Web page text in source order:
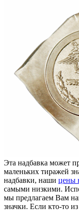
Эта надбавка может
маленьких тиражей
надбавки, наши цены
самыми низкими.
мы предлагаем Вам
значки. Если кто-то